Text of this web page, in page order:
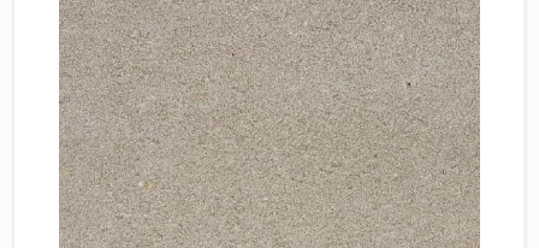
Искусственный камень
Клинкер